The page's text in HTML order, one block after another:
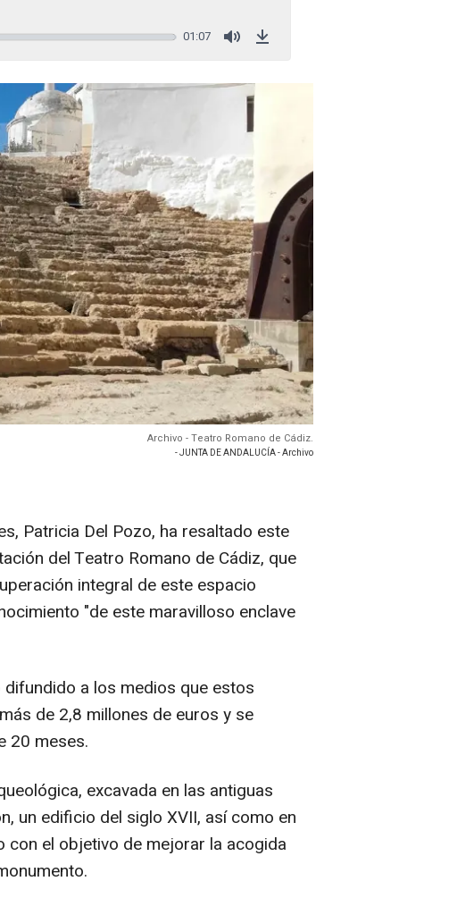
01:07
Archivo - Teatro Romano de Cádiz.
- JUNTA DE ANDALUCÍA - Archivo
Patricia Del Pozo, ha resaltado este
del Teatro Romano de Cádiz, que
integral de este espacio
"de este maravilloso enclave
a los medios que estos
de 2,8 millones de euros y se
20 meses.
excavada en las antiguas
un edificio del siglo XVII, así como en
el objetivo de mejorar la acogida